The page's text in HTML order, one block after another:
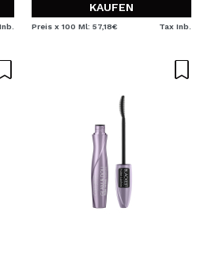
KAUFEN
Preis x 100 Ml: 57,18€ Tax Inb.